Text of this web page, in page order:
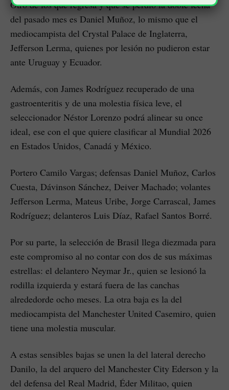
Otro de los que regresa y que se perdió la doble fecha
del pasado mes es Daniel Muñoz, lo mismo que el
mediocampista del Crystal Palace de Inglaterra,
Jefferson Lerma, quienes por lesión no pudieron estar
ante Uruguay y Ecuador.
Además, con James Rodríguez recuperado de una
gastroenteritis y de una molestia física leve, el
seleccionador Néstor Lorenzo podrá alinear su once
ideal, ese con el que quiere clasificar al Mundial 2026
en Estados Unidos, Canadá y México.
Portero Camilo Vargas; defensas Daniel Muñoz, Carlos
Cuesta, Dávinson Sánchez, Deiver Machado; volantes
Jefferson Lerma, Mateus Uribe, Jorge Carrascal, James
Rodríguez; delanteros Luis Díaz, Rafael Santos Borré.
Por su parte, la selección de Brasil llega diezmada para
este compromiso al no contar con dos de sus máximas
estrellas: el delantero Neymar Jr., quien se lesionó la
rodilla izquierda y estará fuera de las canchas
alrededorde ocho meses. La otra baja es la del
mediocampista del Manchester United Casemiro, quien
tiene una molestia muscular.
A estas sensibles bajas se unen la del lateral derecho
Danilo, la del arquero del Manchester City Ederson y la
del defensa del Real Madrid, Éder Militao, quien